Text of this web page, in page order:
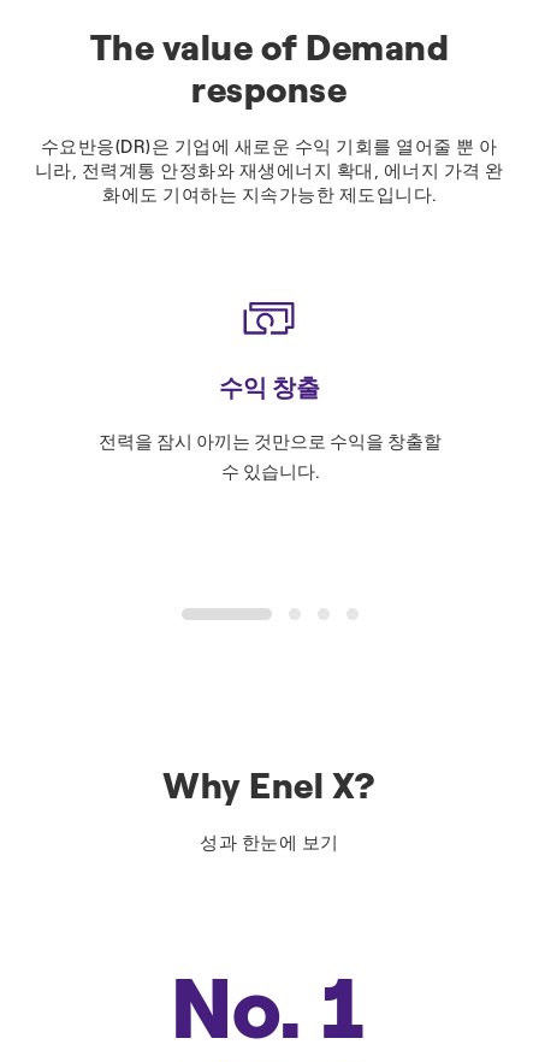
The value of Demand
response
수요반응(DR)은 기업에 새로운 수익 기회를 열어줄 뿐 아
니라, 전력계통 안정화와 재생에너지 확대, 에너지 가격 완
화에도 기여하는 지속가능한 제도입니다.
수익 창출
전력을 잠시 아끼는 것만으로 수익을 창출할
수 있습니다.
1 2 3 4
Why Enel X?
성과 한눈에 보기
No. 1